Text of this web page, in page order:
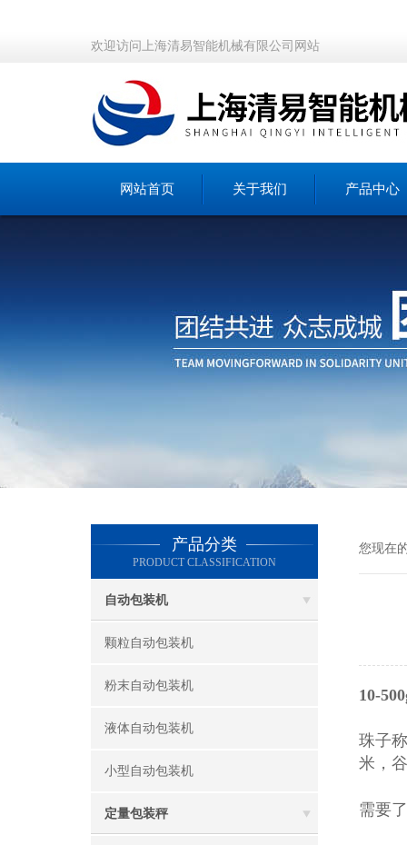
欢迎访问上海清易智能机械有限公司网站
网站首页 关于我们 产品中心
产品分类
PRODUCT CLASSIFICATION
自动包装机
颗粒自动包装机
粉末自动包装机
液体自动包装机
小型自动包装机
定量包装秤
您现在
10-
珠子
米，
需要